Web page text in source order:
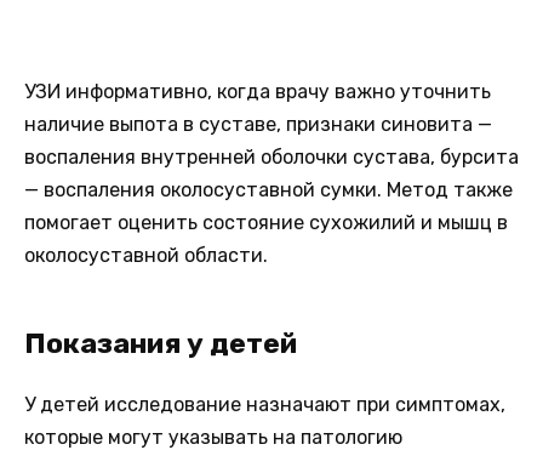
УЗИ информативно, когда врачу важно уточнить
наличие выпота в суставе, признаки синовита —
воспаления внутренней оболочки сустава, бурсита
— воспаления околосуставной сумки. Метод также
помогает оценить состояние сухожилий и мышц в
околосуставной области.
Показания у детей
У детей исследование назначают при симптомах,
которые могут указывать на патологию